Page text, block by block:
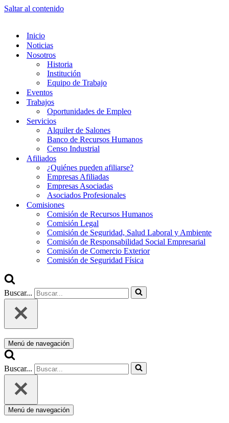
Saltar al contenido
Inicio
Noticias
Nosotros
Historia
Institución
Equipo de Trabajo
Eventos
Trabajos
Oportunidades de Empleo
Servicios
Alquiler de Salones
Banco de Recursos Humanos
Censo Industrial
Afiliados
¿Quiénes pueden afiliarse?
Empresas Afiliadas
Empresas Asociadas
Asociados Profesionales
Comisiones
Comisión de Recursos Humanos
Comisión Legal
Comisión de Seguridad, Salud Laboral y Ambiente
Comisión de Responsabilidad Social Empresarial
Comisión de Comercio Exterior
Comisión de Seguridad Física
Buscar...
Menú de navegación
Buscar...
Menú de navegación